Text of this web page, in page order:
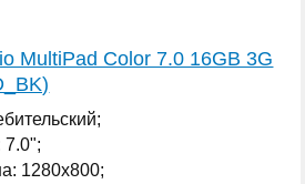
MultiPad Color 7.0 16GB 3G
7.0";
1280x800;